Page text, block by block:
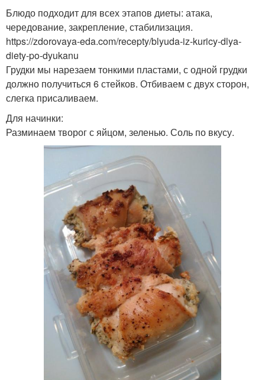
Блюдо подходит для всех этапов диеты: атака,
чередование, закрепление, стабилизация.
https://zdorovaya-eda.com/recepty/blyuda-iz-kuricy-dlya-
diety-po-dyukanu
Грудки мы нарезаем тонкими пластами, с одной грудки
должно получиться 6 стейков. Отбиваем с двух сторон,
слегка присаливаем.
Для начинки:
Разминаем творог с яйцом, зеленью. Соль по вкусу.